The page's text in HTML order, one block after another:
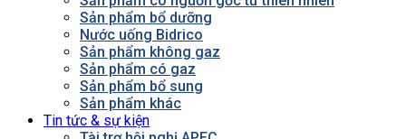
Sản phẩm bổ dưỡng
Nước uống Bidrico
Sản phẩm không gaz
Sản phẩm có gaz
Sản phẩm bổ sung
Sản phẩm khác
Tin tức & sự kiện